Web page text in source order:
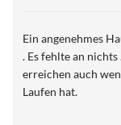
Ein angenehmes
. Es fehlte an
erreichen auch
Laufen hat.